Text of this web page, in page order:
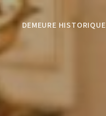
DEMEURE HISTORIQUE